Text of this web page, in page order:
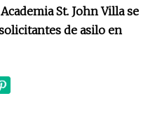
St. John Villa se
de asilo en